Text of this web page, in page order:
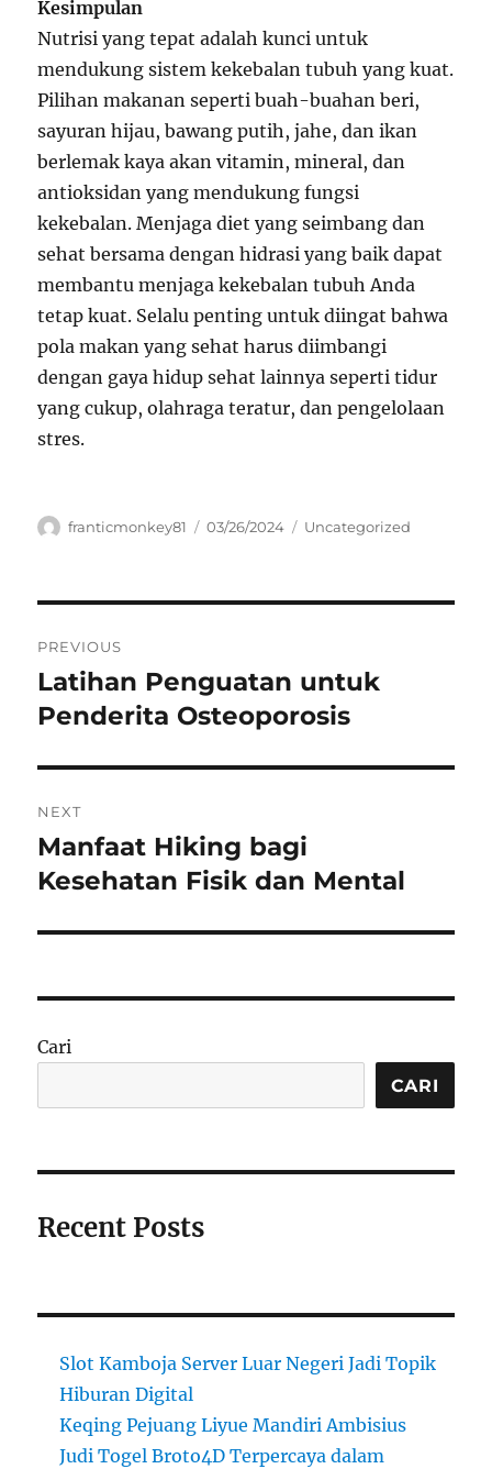
Kesimpulan
Nutrisi yang tepat adalah kunci untuk
mendukung sistem kekebalan tubuh yang kuat.
Pilihan makanan seperti buah-buahan beri,
sayuran hijau, bawang putih, jahe, dan ikan
berlemak kaya akan vitamin, mineral, dan
antioksidan yang mendukung fungsi
kekebalan. Menjaga diet yang seimbang dan
sehat bersama dengan hidrasi yang baik dapat
membantu menjaga kekebalan tubuh Anda
tetap kuat. Selalu penting untuk diingat bahwa
pola makan yang sehat harus diimbangi
dengan gaya hidup sehat lainnya seperti tidur
yang cukup, olahraga teratur, dan pengelolaan
stres.
Author
franticmonkey81
Posted
03/26/2024 Categories
Uncategorized
pos
PREVIOUS
Previous
post:
Latihan Penguatan untuk
Penderita Osteoporosis
NEXT
Next
post:
Manfaat Hiking bagi
Kesehatan Fisik dan Mental
Cari
CARI
Recent Posts
Slot Kamboja Server Luar Negeri Jadi Topik
Hiburan Digital
Keqing Pejuang Liyue Mandiri Ambisius
Judi Togel Broto4D Terpercaya dalam